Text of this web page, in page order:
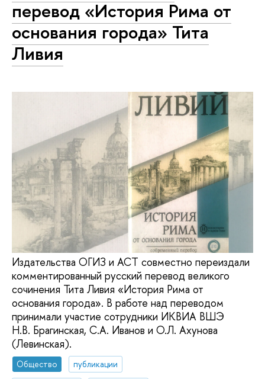
перевод «История Рима от
основания города» Тита
Ливия
Издательства ОГИЗ и АСТ совместно переиздали
комментированный русский перевод великого
сочинения Тита Ливия «История Рима от
основания города». В работе над переводом
принимали участие сотрудники ИКВИА ВШЭ
Н.В. Брагинская, С.А. Иванов и О.Л. Ахунова
(Левинская).
Общество
публикации